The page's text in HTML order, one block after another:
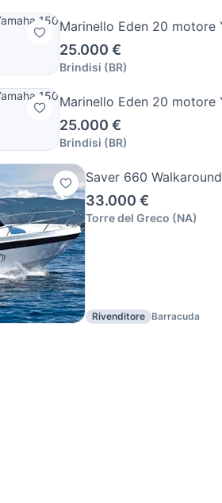
Marinello Eden 20 motore
25.000 €
Brindisi (BR)
Marinello Eden 20 motore
25.000 €
Brindisi (BR)
Saver 660
33.000 €
Torre del Greco (NA)
Rivenditore Barracuda